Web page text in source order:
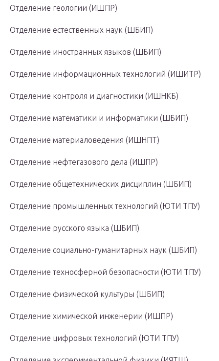
Отделение геологии (ИШПР)
Отделение естественных наук (ШБИП)
Отделение иностранных языков (ШБИП)
Отделение информационных технологий (ИШИТР)
Отделение контроля и диагностики (ИШНКБ)
Отделение математики и информатики (ШБИП)
Отделение материаловедения (ИШНПТ)
Отделение нефтегазового дела (ИШПР)
Отделение общетехнических дисциплин (ШБИП)
Отделение промышленных технологий (ЮТИ ТПУ)
Отделение русского языка (ШБИП)
Отделение социально-гуманитарных наук (ШБИП)
Отделение техносферной безопасности (ЮТИ ТПУ)
Отделение физической культуры (ШБИП)
Отделение химической инженерии (ИШПР)
Отделение цифровых технологий (ЮТИ ТПУ)